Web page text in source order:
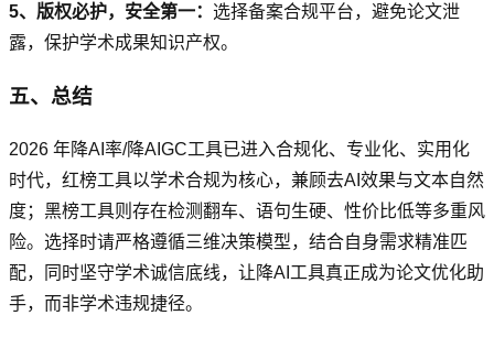
5、版权必护，安全第一： 选择备案合规平台，避免论文泄
露，保护学术成果知识产权。
五、总结
2026 年降AI率/降AIGC工具已进入合规化、专业化、实用化
时代，红榜工具以学术合规为核心，兼顾去AI效果与文本自然
度；黑榜工具则存在检测翻车、语句生硬、性价比低等多重风
险。选择时请严格遵循三维决策模型，结合自身需求精准匹
配，同时坚守学术诚信底线，让降AI工具真正成为论文优化助
手，而非学术违规捷径。